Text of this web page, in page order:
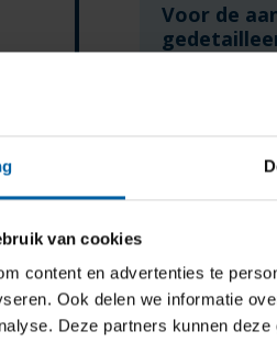
van cookies
content en advertenties te
Ook delen we informatie
Deze partners kunnen
Voor de
heb
Tijdens
staat niet
stage heb